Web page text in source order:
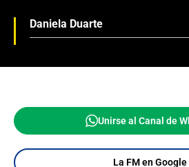
Daniela Duarte
Unirse al Canal de
La FM en Google